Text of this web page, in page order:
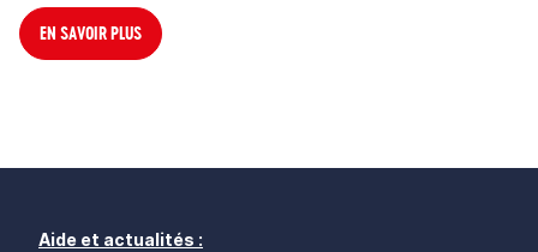
EN SAVOIR PLUS
Aide et actualités :